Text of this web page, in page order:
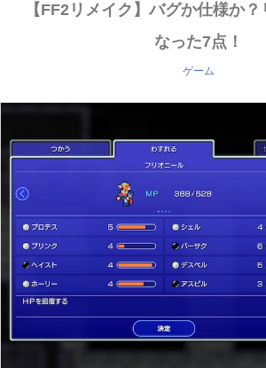
【FF2リメイク】バグか仕様か
なった7点！
ゲーム